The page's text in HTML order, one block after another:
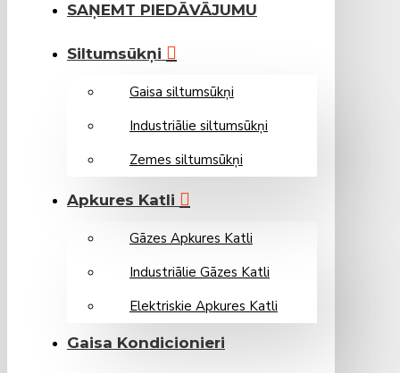
SAŅEMT PIEDĀVĀJUMU
Siltumsūkņi
Gaisa siltumsūkņi
Industriālie siltumsūkņi
Zemes siltumsūkņi
Apkures Katli
Gāzes Apkures Katli
Industriālie Gāzes Katli
Elektriskie Apkures Katli
Gaisa Kondicionieri